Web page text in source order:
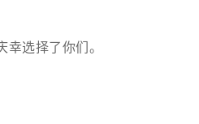
选择了你们。